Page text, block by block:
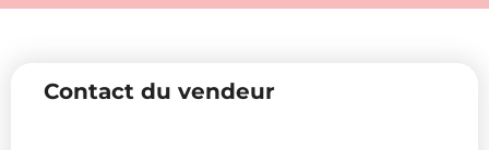
Contact du vendeur